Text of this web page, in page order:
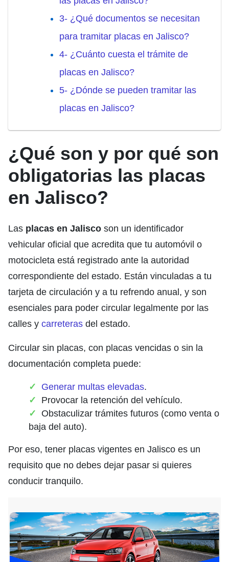
3- ¿Qué documentos se necesitan
para tramitar placas en Jalisco?
4- ¿Cuánto cuesta el trámite de
placas en Jalisco?
5- ¿Dónde se pueden tramitar las
placas en Jalisco?
¿Qué son y por qué son
obligatorias las placas
en Jalisco?
Las placas en Jalisco son un identificador
vehicular oficial que acredita que tu automóvil o
motocicleta está registrado ante la autoridad
correspondiente del estado. Están vinculadas a tu
tarjeta de circulación y a tu refrendo anual, y son
esenciales para poder circular legalmente por las
calles y carreteras del estado.
Circular sin placas, con placas vencidas o sin la
documentación completa puede:
Generar multas elevadas.
Provocar la retención del vehículo.
Obstaculizar trámites futuros (como venta o
baja del auto).
Por eso, tener placas vigentes en Jalisco es un
requisito que no debes dejar pasar si quieres
conducir tranquilo.